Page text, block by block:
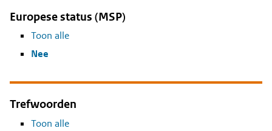
Europese status (MSP)
Toon alle
Nee
Trefwoorden
Toon alle